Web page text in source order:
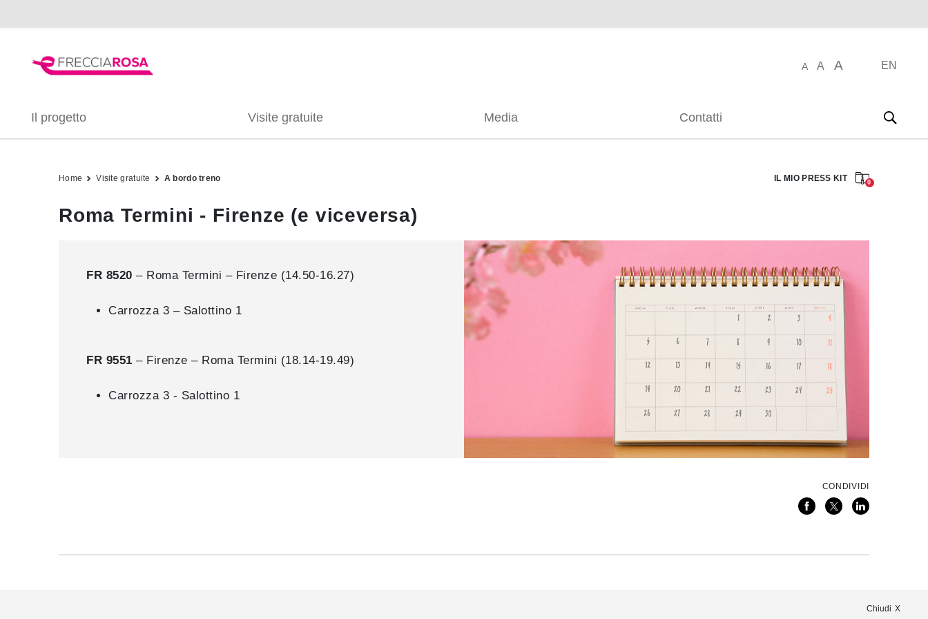
A A A EN
Il progetto Visite gratuite Media Contatti
Home Visite gratuite A bordo treno IL MIO PRESS KIT 0
Roma Termini - Firenze (e viceversa)
FR 8520 – Roma Termini – Firenze (14.50-16.27)
Carrozza 3 – Salottino 1
FR 9551 – Firenze – Roma Termini (18.14-19.49)
Carrozza 3 - Salottino 1
CONDIVIDI
Chiudi